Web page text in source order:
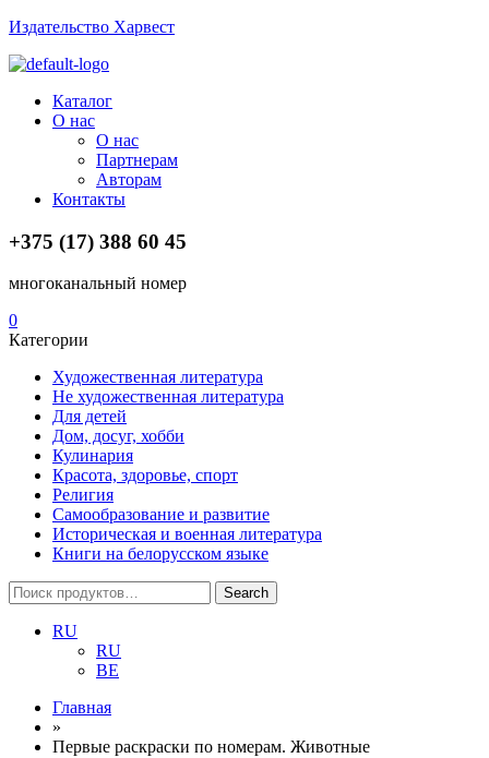
Издательство Харвест
Menu
Каталог
О нас
О нас
Партнерам
Авторам
Контакты
+375 (17) 388 60 45
многоканальный номер
0
Категории
Художественная литература
Не художественная литература
Для детей
Дом, досуг, хобби
Кулинария
Красота, здоровье, спорт
Религия
Самообразование и развитие
Историческая и военная литература
Книги на белорусском языке
Search
for:
Search
RU
RU
BE
Главная
»
Первые раскраски по номерам. Животные